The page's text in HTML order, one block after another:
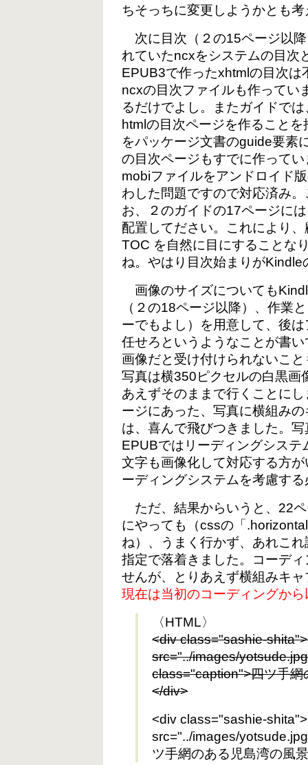
ちそっちに変更しようかとも
次に目次（２の15ページ以
れていたncxをシステムの目次
EPUB3で作ったxhtmlの目次
ncxの目次ファイルも作ってい
るだけでよし。またガイドで
htmlの目次ページを作ること
をパッケージ文書のguide要素
の目次ページもすでに作って
mobiファイルをアンドロイド
わした問題ですので対応済み
お、２のガイドの17ページに
配置してださい。これにより
TOC を自然に目にすることな
ね。やはり目次始まりが
画像のサイズについても
（２の18ページ以降）、作業
ーでもよし）を用意して、後
任せろというようなことが書
画像だと受け付けられないこ
写真は横350ピクセルの白黒画
あえずそのままで行くことに
ージにあった、写真に横組み
は、喜んで飛びつきました。
EPUBではリーディングシス
文字も画像化して対応する方
ーディングシステムを考慮す
ただ、結果からいうと、22
にやっても（cssの「
ね）、うまく行かず、あれこ
指定で落着きました。コーデ
せんが、とりあえず横組みキ
現在は当初のコーディングか
〈HTML〉
<div class="sashie-
src="../images/
class="caption">四ツ手
</div>
<div class="sashie-
src="../images/
ツ手網のある児島湾の風